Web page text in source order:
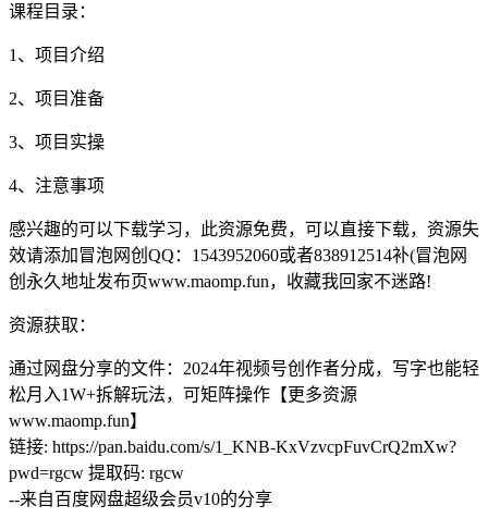
课程目录：
1、项目介绍
2、项目准备
3、项目实操
4、注意事项
感兴趣的可以下载学习，此资源免费，可以直接下载，资源失
效请添加冒泡网创QQ：1543952060或者838912514补(冒泡网
创永久地址发布页www.maomp.fun，收藏我回家不迷路!
资源获取：
通过网盘分享的文件：2024年视频号创作者分成，写字也能轻
松月入1W+拆解玩法，可矩阵操作【更多资源
www.maomp.fun】
链接: https://pan.baidu.com/s/1_KNB-KxVzvcpFuvCrQ2mXw?
pwd=rgcw 提取码: rgcw
--来自百度网盘超级会员v10的分享